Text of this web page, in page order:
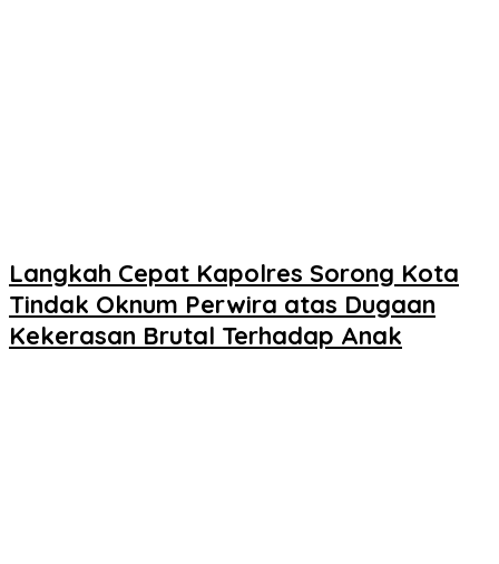
Langkah Cepat Kapolres Sorong Kota
Tindak Oknum Perwira atas Dugaan
Kekerasan Brutal Terhadap Anak